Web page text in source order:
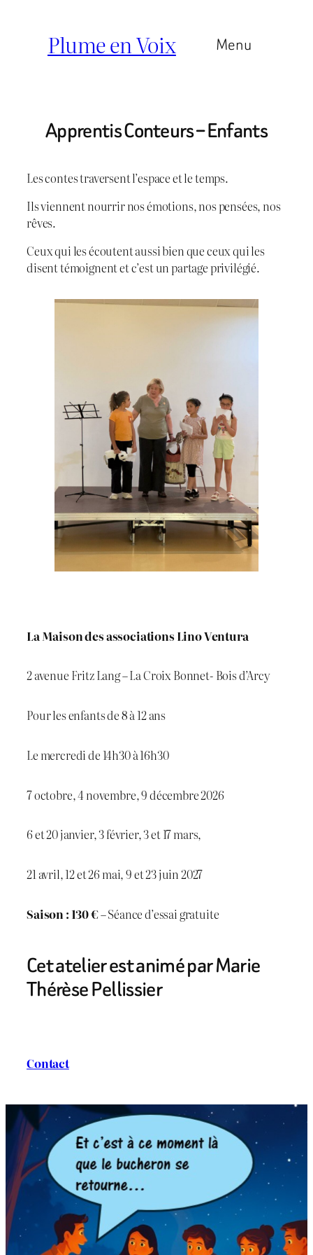
Plume en Voix Menu
Apprentis Conteurs – Enfants
Les contes traversent l’espace et le temps.
Ils viennent nourrir nos émotions, nos pensées, nos
rêves.
Ceux qui les écoutent aussi bien que ceux qui les
disent témoignent et c’est un partage privilégié.
La Maison des associations Lino Ventura
2 avenue Fritz Lang – La Croix Bonnet- Bois d’Arcy
Pour les enfants de 8 à 12 ans
Le mercredi de 14h30 à 16h30
7 octobre, 4 novembre, 9 décembre 2026
6 et 20 janvier, 3 février, 3 et 17 mars,
21 avril, 12 et 26 mai, 9 et 23 juin 2027
Saison : 130 €– Séance d’essai gratuite
Cet atelier est animé par Marie
Thérèse Pellissier
Contact